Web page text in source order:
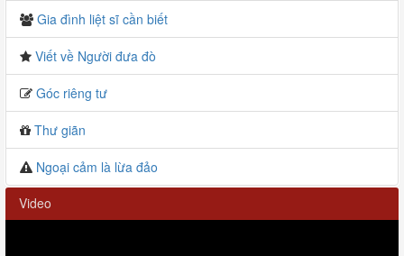
Gia đình liệt sĩ cần biết
Viết về Người đưa đò
Góc riêng tư
Thư giãn
Ngoại cảm là lừa đảo
Video